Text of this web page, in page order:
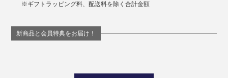
※ギフトラッピング料、配送料を除く合計金額
新商品と会員特典をお届け！